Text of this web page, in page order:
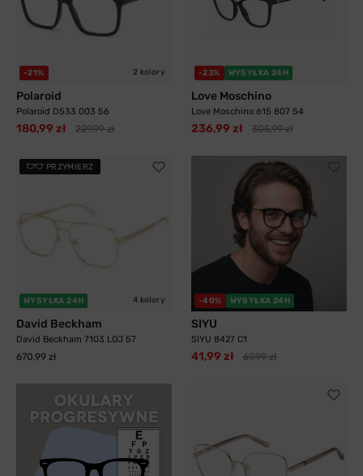
-21% 2 kolory
Polaroid
Polaroid D533 003 56
180,99 zł 229,99 zł
-23% WYSYŁKA 24H
Love Moschino
Love Moschino 615 807 54
236,99 zł 305,99 zł
PRZYMIERZ
WYSYŁKA 24H 4 kolory
David Beckham
David Beckham 7103 LOJ 57
670,99 zł
-40% WYSYŁKA 24H
SIYU
SIYU 8427 C1
41,99 zł 69,99 zł